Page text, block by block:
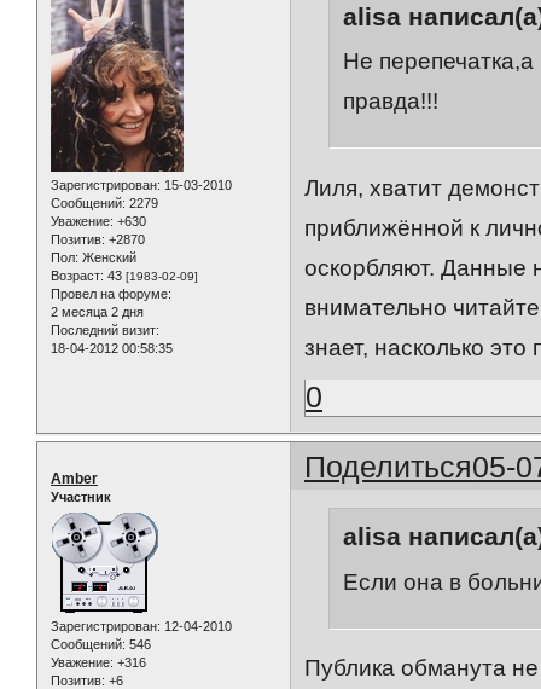
Зарегистрирован: 15-03-2010
Сообщений: 2279
Уважение: +630
Позитив: +2870
Пол: Женский
Возраст: 43 [1983-02-09]
Провел на форуме:
2 месяца 2 дня
Последний визит:
18-04-2012 00:58:35
alisa
Не
правда!!!
Лиля, хватит
приближённой к
оскорбляют. Данные
внимательно
знает, насколько
0
Поделиться05-
Amber
Участник
Зарегистрирован: 12-04-2010
Сообщений: 546
Уважение: +316
Позитив: +6
alisa
Если она в
Публика обманута